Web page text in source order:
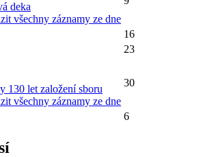
deka
všechny záznamy ze dne
16
23
130 let založení sboru
všechny záznamy ze dne
30
6